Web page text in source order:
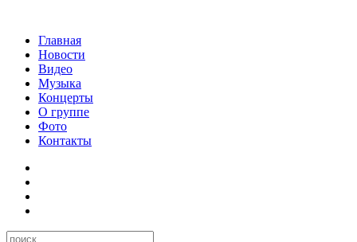
Главная
Новости
Видео
Музыка
Концерты
О группе
Фото
Контакты